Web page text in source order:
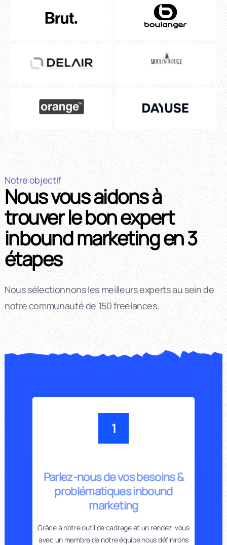
Notre objectif
Nous vous aidons à
trouver le bon expert
inbound marketing en 3
étapes
Nous sélectionnons les meilleurs experts au sein de
notre communauté de 150 freelances.
1
Parlez-nous de vos besoins &
problématiques inbound
marketing
Grâce à notre outil de cadrage et un rendez-vous
avec un membre de notre équipe nous définirons